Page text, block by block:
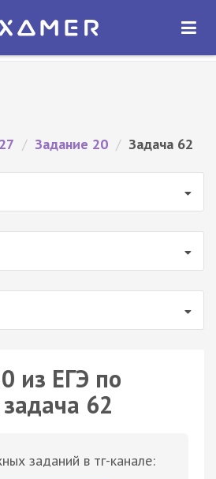
2027
ОТКРЫТЬ
/ Задание 20 / Задача 62
из ЕГЭ по
62
заданий в тг-канале: